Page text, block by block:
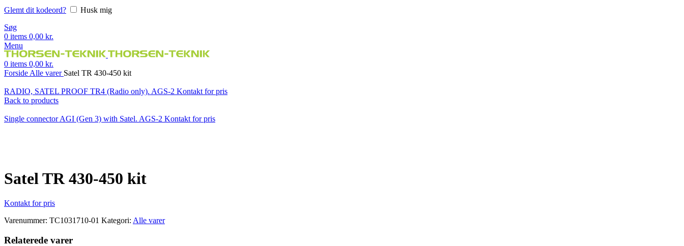
Glemt dit kodeord?
Husk mig
Søg
0 items 0,00 kr.
Menu
0 items 0,00 kr.
Forside Alle varer Satel TR 430-450 kit
RADIO, SATEL PROOF TR4 (Radio only). AGS-2 Kontakt for pris
Back to products
Single connector AGI (Gen 3) with Satel. AGS-2 Kontakt for pris
Satel TR 430-450 kit
Kontakt for pris
Varenummer: TC1031710-01 Kategori: Alle varer
Relaterede varer